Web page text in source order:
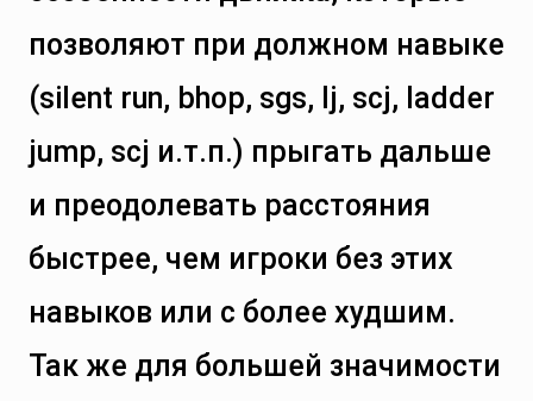
позволяют при должном навыке
(silent run, bhop, sgs, lj, scj, ladder
jump, scj и.т.п.) прыгать дальше
и преодолевать расстояния
быстрее, чем игроки без этих
навыков или с более худшим.
Так же для большей значимости